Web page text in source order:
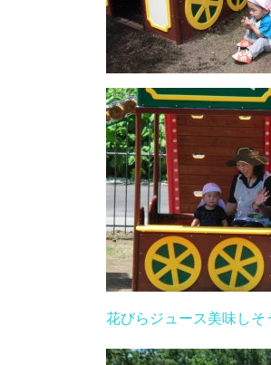
花びらジュース美味し